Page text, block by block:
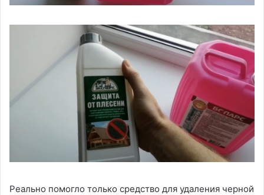
Реально помогло только средство для удаления черной